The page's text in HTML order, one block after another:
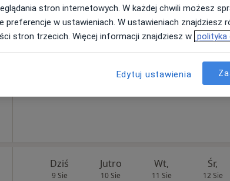
Umawianie online nie jest dostępne
Dziś
9 Sie
Jutro
10 Sie
Wt,
11 Sie
Śr,
12 Sie
stron internetowych. W każdej chwili możesz
preferencje w ustawieniach. W ustawieniach znajdziesz
stron trzecich. Więcej informacji znajdziesz w polityka
Edytuj ustawienia